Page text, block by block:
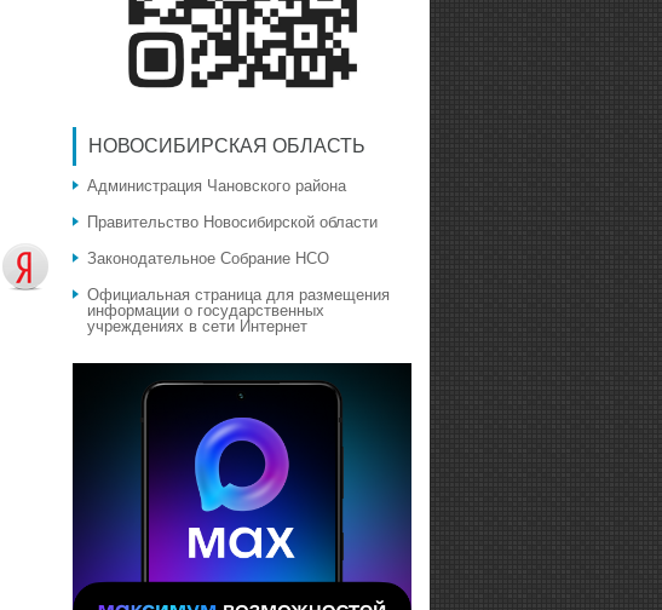
НОВОСИБИРСКАЯ ОБЛАСТЬ
Администрация Чановского района
Правительство Новосибирской области
Законодательное Собрание НСО
Официальная страница для размещения
информации о государственных
учреждениях в сети Интернет